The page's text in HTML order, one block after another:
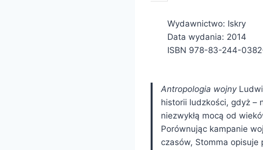
Wydawnictwo: Iskry
Data wydania: 2014
ISBN 978-83-244-
Antropologia wojny
historii ludzkości, gdyż –
niezwykłą mocą od
Porównując kampanie
czasów, Stomma